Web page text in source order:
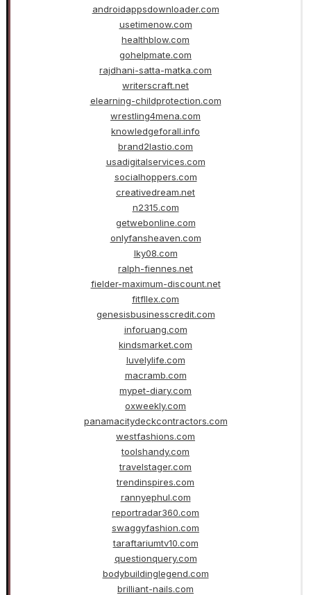
androidappsdownloader.com
usetimenow.com
healthblow.com
gohelpmate.com
rajdhani-satta-matka.com
writerscraft.net
elearning-childprotection.com
wrestling4mena.com
knowledgeforall.info
brand2lastio.com
usadigitalservices.com
socialhoppers.com
creativedream.net
n2315.com
getwebonline.com
onlyfansheaven.com
lky08.com
ralph-fiennes.net
fielder-maximum-discount.net
fitfllex.com
genesisbusinesscredit.com
inforuang.com
kindsmarket.com
luvelylife.com
macramb.com
mypet-diary.com
oxweekly.com
panamacitydeckcontractors.com
westfashions.com
toolshandy.com
travelstager.com
trendinspires.com
rannyephul.com
reportradar360.com
swaggyfashion.com
taraftariumtv10.com
questionquery.com
bodybuildinglegend.com
brilliant-nails.com